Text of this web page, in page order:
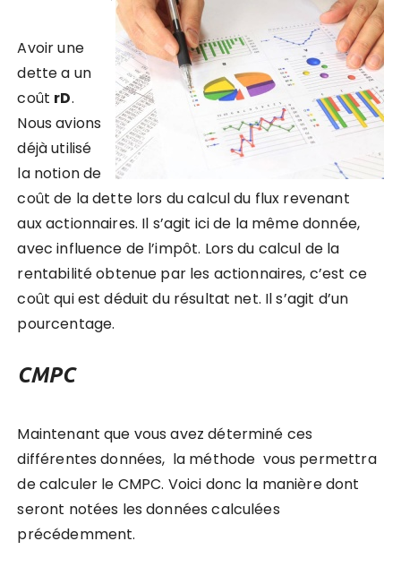
Avoir une
dette a un
coût rD.
Nous avions
déjà utilisé
la notion de
coût de la dette lors du calcul du flux revenant
aux actionnaires. Il s’agit ici de la même donnée,
avec influence de l’impôt. Lors du calcul de la
rentabilité obtenue par les actionnaires, c’est ce
coût qui est déduit du résultat net. Il s’agit d’un
pourcentage.
CMPC
Maintenant que vous avez déterminé ces
différentes données, la méthode vous permettra
de calculer le CMPC. Voici donc la manière dont
seront notées les données calculées
précédemment.